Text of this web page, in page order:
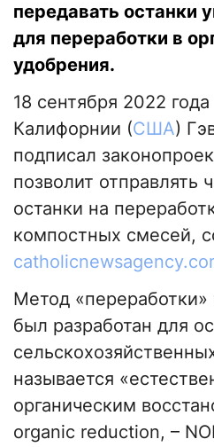
передавать останки
для переработки в
удобрения.
18 сентября 2022
Калифорнии (США)
подписал
позволит отправлять
останки на
компостных смесей,
Метод «переработки»
был разработан для
называется
органическим
organic reduction, –